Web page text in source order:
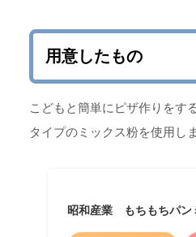
用意したもの
こどもと簡単にピザ作りをす
タイプのミックス粉を使用し
昭和産業 もちもちパ